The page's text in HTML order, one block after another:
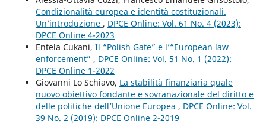
Condizionalità europea e identità costituzionali.
Un’introduzione , DPCE Online: Vol. 61 No. 4 (2023):
DPCE Online 4-2023
Entela Cukani, Il “Polish Gate” e l’“European law
enforcement” , DPCE Online: Vol. 51 No. 1 (2022):
DPCE Online 1-2022
Giovanni Lo Schiavo, La stabilità finanziaria quale
nuovo obiettivo fondante e sovranazionale del diritto e
delle politiche dell’Unione Europea , DPCE Online: Vol.
39 No. 2 (2019): DPCE Online 2-2019